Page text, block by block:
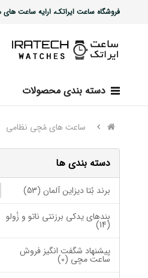
فروشگاه ساعت ایراتک، ارایه ساعت
دسته بندی محصولات
ساعت های مُچی نظامی
دسته بندی ها
برند بُتا دیزاین آلمان (53)
بندهای یدکی برزنتی ناتو و زُولو
(14)
پیشنهاد شگفت انگیز فروش
ساعت مچی (0)